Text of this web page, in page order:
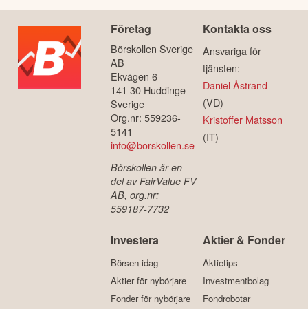
Företag
Börskollen Sverige
AB
Ekvägen 6
141 30 Huddinge
Sverige
Org.nr: 559236-
5141
info@borskollen.se
Börskollen är en
del av FairValue FV
AB, org.nr:
559187-7732
Kontakta oss
Ansvariga för
tjänsten:
Daniel Åstrand
(VD)
Kristoffer Matsson
(IT)
Investera
Börsen idag
Aktier för nybörjare
Fonder för nybörjare
Aktier & Fonder
Aktietips
Investmentbolag
Fondrobotar